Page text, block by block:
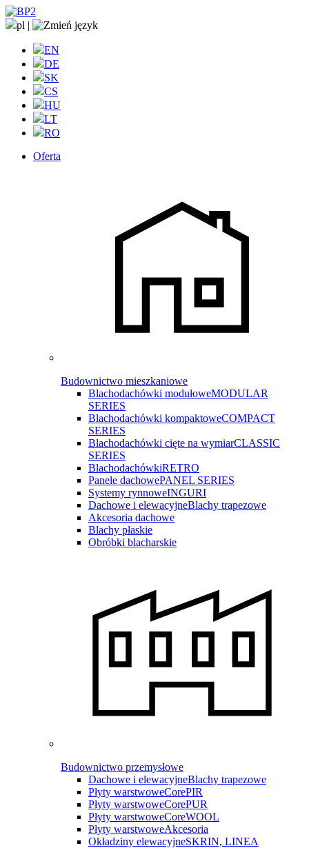
pl |
EN
DE
SK
CS
HU
LT
RO
Oferta
Budownictwo mieszkaniowe
Blachodachówki modułoweMODULAR
SERIES
Blachodachówki kompaktoweCOMPACT
SERIES
Blachodachówki cięte na wymiarCLASSIC
SERIES
BlachodachówkiRETRO
Panele dachowePANEL SERIES
Systemy rynnoweINGURI
Dachowe i elewacyjneBlachy trapezowe
Akcesoria dachowe
Blachy płaskie
Obróbki blacharskie
Budownictwo przemysłowe
Dachowe i elewacyjneBlachy trapezowe
Płyty warstwoweCorePIR
Płyty warstwoweCorePUR
Płyty warstwoweCoreWOOL
Płyty warstwoweAkcesoria
Okładziny elewacyjneSKRIN, LINEA